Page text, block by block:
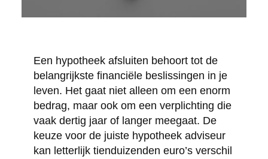
Een hypotheek afsluiten behoort tot de
belangrijkste financiële beslissingen in je
leven. Het gaat niet alleen om een enorm
bedrag, maar ook om een verplichting die
vaak dertig jaar of langer meegaat. De
keuze voor de juiste hypotheek adviseur
kan letterlijk tienduizenden euro’s verschil